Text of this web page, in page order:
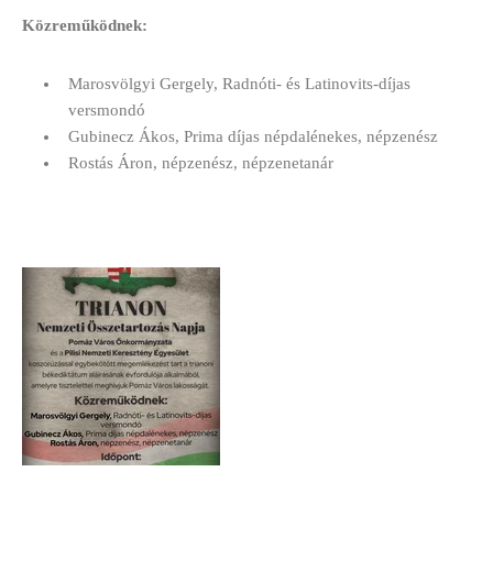
Közreműködnek:
Marosvölgyi Gergely, Radnóti- és Latinovits-díjas
versmondó
Gubinecz Ákos, Prima díjas népdalénekes, népzenész
Rostás Áron, népzenész, népzenetanár